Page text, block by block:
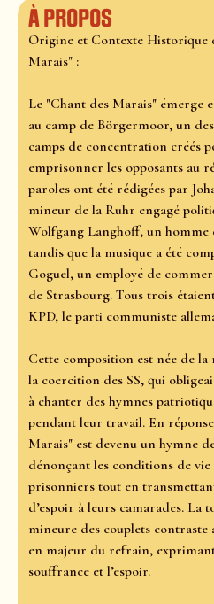
À propos
Origine et Contexte Historique
Marais" :
Le "Chant des Marais" émerge
au camp de Börgermoor, un
camps de concentration créés
emprisonner les opposants au
paroles ont été rédigées par
mineur de la Ruhr engagé
Wolfgang Langhoff, un homme
tandis que la musique a été
Goguel, un employé de
de Strasbourg. Tous trois
KPD, le parti communiste
Cette composition est née de la
la coercition des SS, qui
à chanter des hymnes
pendant leur travail. En
Marais" est devenu un hymne
dénonçant les conditions de vie
prisonniers tout en
d’espoir à leurs camarades. La
mineure des couplets contraste
en majeur du refrain,
souffrance et l’espoir.